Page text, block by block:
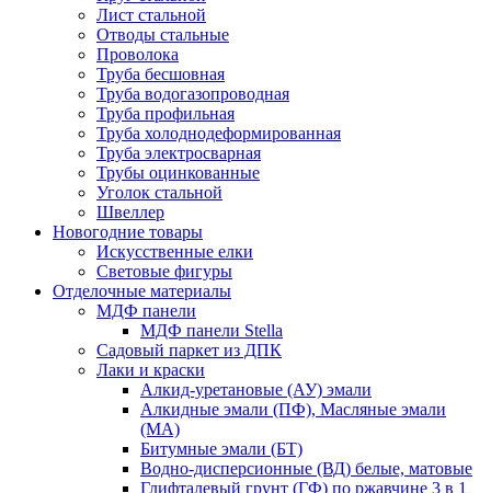
Лист стальной
Отводы стальные
Проволока
Труба бесшовная
Труба водогазопроводная
Труба профильная
Труба холоднодеформированная
Труба электросварная
Трубы оцинкованные
Уголок стальной
Швеллер
Новогодние товары
Искусственные елки
Световые фигуры
Отделочные материалы
МДФ панели
МДФ панели Stella
Садовый паркет из ДПК
Лаки и краски
Алкид-уретановые (АУ) эмали
Алкидные эмали (ПФ), Масляные эмали
(МА)
Битумные эмали (БТ)
Водно-дисперсионные (ВД) белые, матовые
Глифталевый грунт (ГФ) по ржавчине 3 в 1